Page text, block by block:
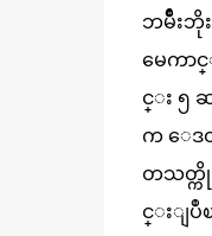
ဘမ်ိဳးဘို
မေကာ
င္း ၅
က ေဒ
တသတ္ကို
င္းျပဳ